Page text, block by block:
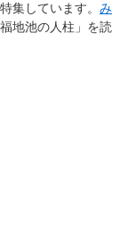
集しています。 み
地池の人柱」を読